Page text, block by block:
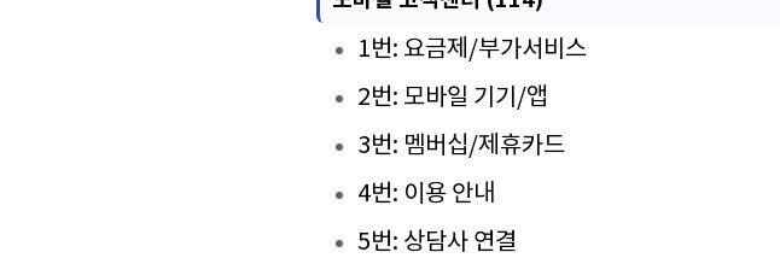
1번: 요금제/부가서비스
2번: 모바일 기기/앱
3번: 멤버십/제휴카드
4번: 이용 안내
5번: 상담사 연결